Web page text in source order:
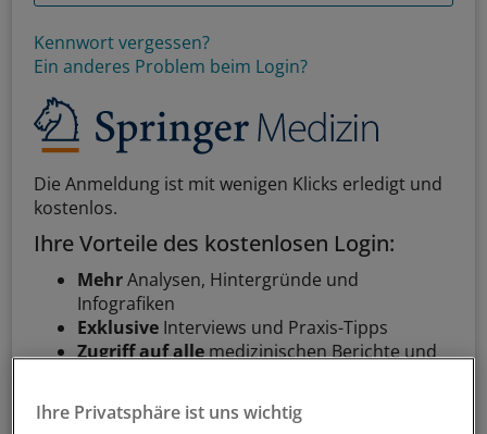
Kennwort vergessen?
Ein anderes Problem beim Login?
Die Anmeldung ist mit wenigen Klicks erledigt und
kostenlos.
Ihre Vorteile des kostenlosen Login:
MehrAnalysen, Hintergründe und
Infografiken
Exklusive Interviews und Praxis-Tipps
Zugriff auf allemedizinischen Berichte und
Voraussetzungen für den Zugang
Ihre Privatsphäre ist uns wichtig